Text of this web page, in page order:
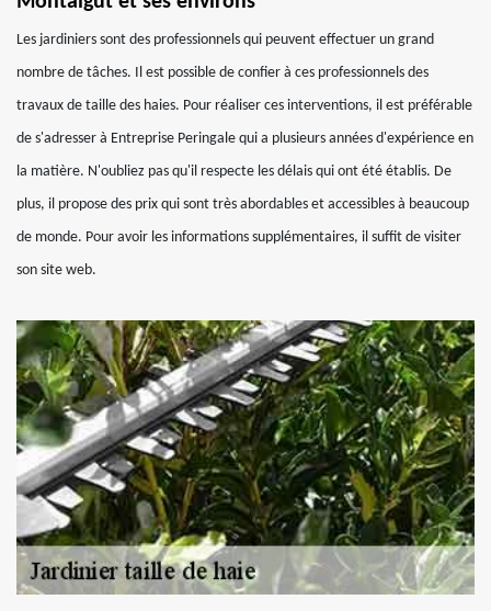
Les jardiniers sont des professionnels qui peuvent effectuer un grand
nombre de tâches. Il est possible de confier à ces professionnels des
travaux de taille des haies. Pour réaliser ces interventions, il est préférable
de s'adresser à Entreprise Peringale qui a plusieurs années d'expérience en
la matière. N'oubliez pas qu'il respecte les délais qui ont été établis. De
plus, il propose des prix qui sont très abordables et accessibles à beaucoup
de monde. Pour avoir les informations supplémentaires, il suffit de visiter
son site web.